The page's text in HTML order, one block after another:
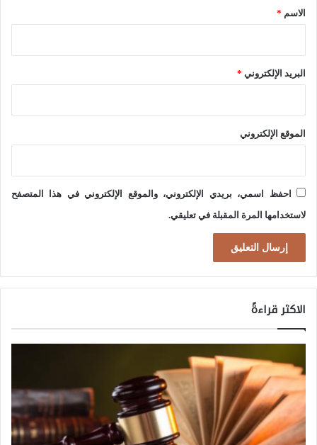
ل
م
ل
ط
ف
؟
*الاسم *
البريد الإلكتروني *
الموقع الإلكتروني
احفظ اسمي، بريدي الإلكتروني، والموقع الإلكتروني في هذا المتصفح
لاستخدامها المرة المقبلة في تعليقي.
الاكثر قراءةً